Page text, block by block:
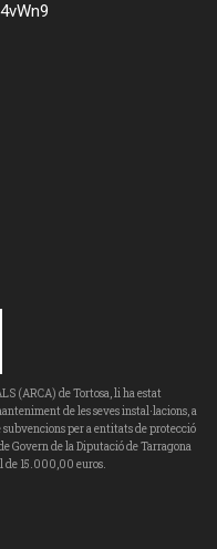
(ARCA) de Tortosa, li ha estat
de les seves instal·lacions, a
subvencions per a entitats de protecció
Govern de la Diputació de Tarragona
de 15.000,00 euros.